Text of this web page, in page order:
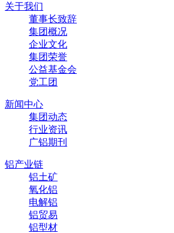
关于我们
董事长致辞
集团概况
企业文化
集团荣誉
公益基金会
党工团
新闻中心
集团动态
行业资讯
广铝期刊
铝产业链
铝土矿
氧化铝
电解铝
铝贸易
铝型材